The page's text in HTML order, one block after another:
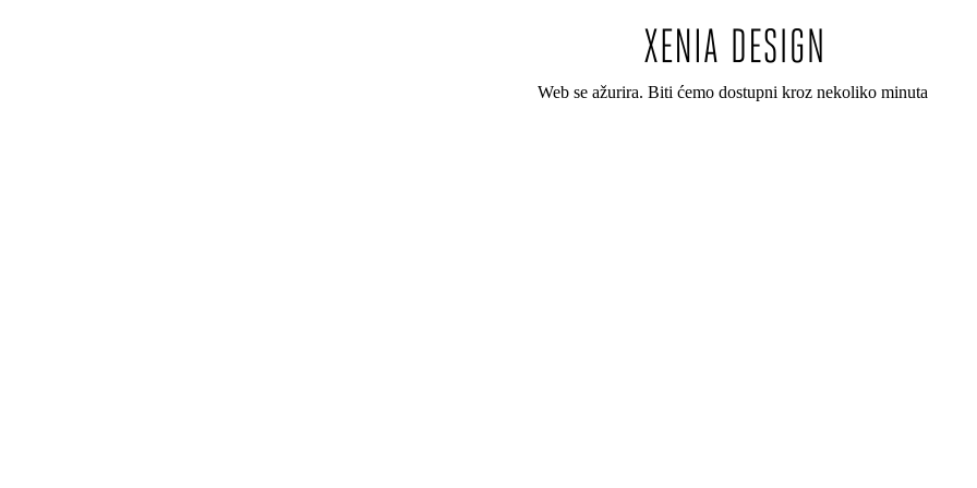
Web se ažurira. Biti ćemo dostupni kroz nekoliko minuta